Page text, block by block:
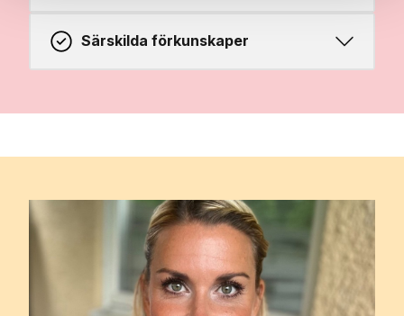
Särskilda förkunskaper